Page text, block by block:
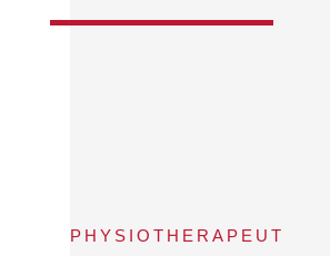
PHYSIOTHERAPEUT